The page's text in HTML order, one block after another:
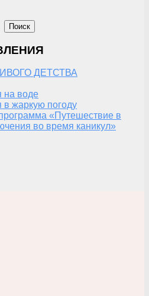
Поиск
ДЕТСТВА
на воде
жаркую погоду
«Путешествие в
во время каникул»